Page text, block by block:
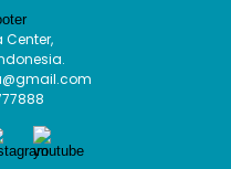
Center,